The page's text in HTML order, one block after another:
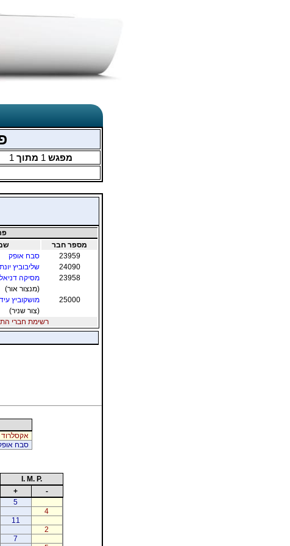
מפגש 1 מתוך 1
מספר חבר
23959
סבח אופק
24090
שליבוביץ
23958
מסיקה דניאל
(מנצור אור)
25000
מושקוביץ
(צור שניר)
רשימת חברי
סבח אופק
I. M. P.
-
+
5
4
11
2
7